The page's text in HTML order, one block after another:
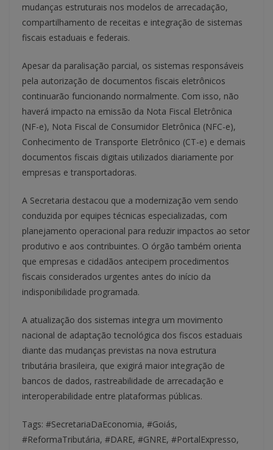
mudanças estruturais nos modelos de arrecadação,
compartilhamento de receitas e integração de sistemas
fiscais estaduais e federais.
Apesar da paralisação parcial, os sistemas responsáveis
pela autorização de documentos fiscais eletrônicos
continuarão funcionando normalmente. Com isso, não
haverá impacto na emissão da Nota Fiscal Eletrônica
(NF-e), Nota Fiscal de Consumidor Eletrônica (NFC-e),
Conhecimento de Transporte Eletrônico (CT-e) e demais
documentos fiscais digitais utilizados diariamente por
empresas e transportadoras.
A Secretaria destacou que a modernização vem sendo
conduzida por equipes técnicas especializadas, com
planejamento operacional para reduzir impactos ao setor
produtivo e aos contribuintes. O órgão também orienta
que empresas e cidadãos antecipem procedimentos
fiscais considerados urgentes antes do início da
indisponibilidade programada.
A atualização dos sistemas integra um movimento
nacional de adaptação tecnológica dos fiscos estaduais
diante das mudanças previstas na nova estrutura
tributária brasileira, que exigirá maior integração de
bancos de dados, rastreabilidade de arrecadação e
interoperabilidade entre plataformas públicas.
Tags: #SecretariaDaEconomia, #Goiás,
#ReformaTributária, #DARE, #GNRE, #PortalExpresso,